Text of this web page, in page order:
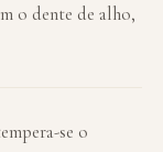
o dente de alho,
se o